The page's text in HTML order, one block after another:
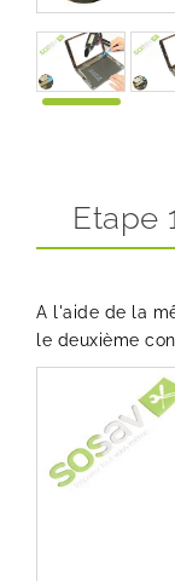
Etape
A l'aide de la
le deuxième